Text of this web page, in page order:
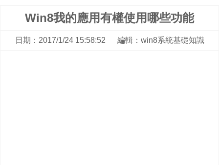
Win8我的應用有權使用哪些功能
日期：2017/1/24 15:58:52 編輯：win8系統基礎知識